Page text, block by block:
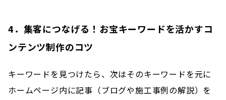
4．集客につなげる！お宝キーワードを活かすコ
ンテンツ制作のコツ
キーワードを見つけたら、次はそのキーワードを元に
ホームページ内に記事（ブログや施工事例の解説）を